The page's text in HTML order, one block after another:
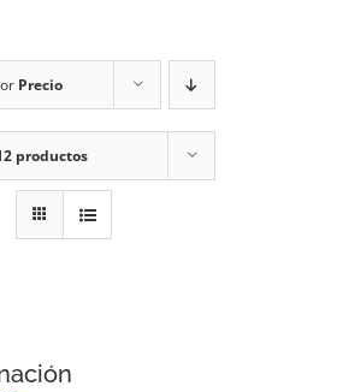
Precio
productos